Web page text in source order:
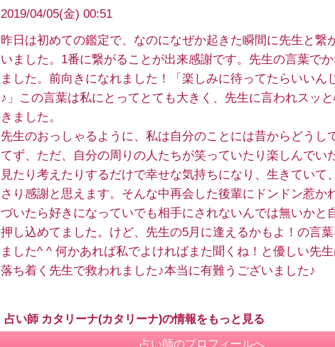
2019/04/05(金) 00:51
昨日は初めての鑑定で、なのになぜか起きた瞬間に先生と繋
いました。1番に繋がることが出来感謝です。先生の言葉で
ました。前向きになれました！「楽しみに待ってたらいいん
♪」この言葉は私にとってとても大きく、先生に言われスッ
きました。
先生のおっしゃるように、私は自分のことには昔からどうし
てず、ただ、自分の周りの人たちが笑っていたり楽しんでい
見たり考えたりするだけで幸せな気持ちになり、生きていて
さり感謝と思えます。そんな中再会した後輩にドンドン惹か
づいたら好きになっていでも相手にされないんでは無いかと
押し込めてました。けど、先生の5月に逢えるかもよ！の言
ました^ ^ 何かあれば私でよければまた聞くね！と優しい先
落ち着く先生で救われました♪本当に有難うございました♪
占い師 カタリーナ(カタリーナ)の情報をもっと見る
占い師のプロフィールへ